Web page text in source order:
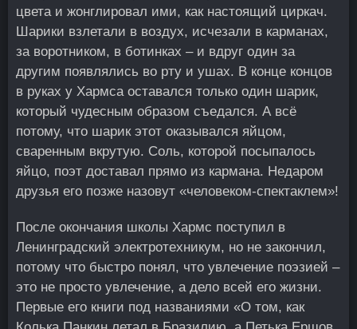
цвета и жонглировал ими, как настоящий циркач.
Шарики взлетали в воздух, исчезали в карманах,
за воротником, в ботинках – и вдруг один за
другим появлялись во рту и ушах. В конце концов
в руках у Хармса оставался только один шарик,
который чудесным образом съедался. А всё
потому, что шарик этот оказывался яйцом,
сваренным вкрутую. Соль, которой посыпалось
яйцо, поэт доставал прямо из кармана. Недаром
друзья его позже назовут «человеком-спектаклем»!
После окончания школы Хармс поступил в
Ленинградский электротехникум, но не закончил,
потому что быстро понял, что увлечение поэзией –
это не просто увлечение, а дело всей его жизни.
Первые его книги под названиями «О том, как